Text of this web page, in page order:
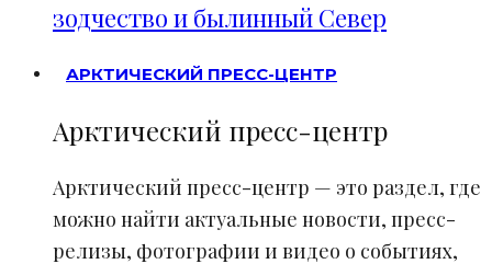
зодчество и былинный Север
АРКТИЧЕСКИЙ ПРЕСС-ЦЕНТР
Арктический пресс-центр
Арктический пресс-центр — это раздел, где
можно найти актуальные новости, пресс-
релизы, фотографии и видео о событиях,